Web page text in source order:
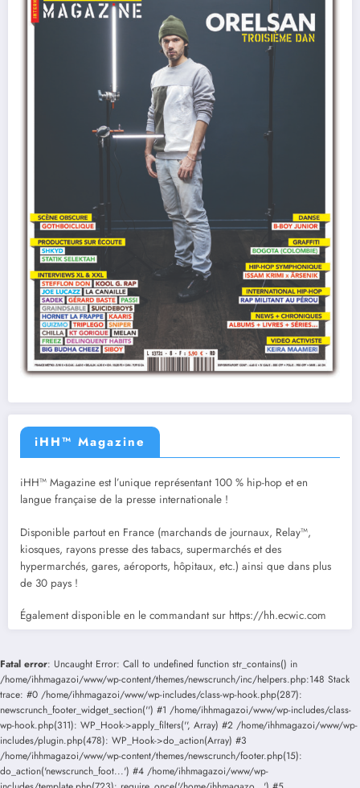
iHH™ Magazine
iHH™ Magazine est l’unique représentant 100 % hip-hop et en
langue française de la presse internationale !
Disponible partout en France (marchands de journaux, Relay™,
kiosques, rayons presse des tabacs, supermarchés et des
hypermarchés, gares, aéroports, hôpitaux, etc.) ainsi que dans plus
de 30 pays !
Également disponible en le commandant sur https://hh.ecwic.com
Fatal error: Uncaught Error: Call to undefined function str_contains() in
/home/ihhmagazoi/www/wp-content/themes/newscrunch/inc/helpers.php:148 Stack
trace: #0 /home/ihhmagazoi/www/wp-includes/class-wp-hook.php(287):
newscrunch_footer_widget_section('') #1 /home/ihhmagazoi/www/wp-includes/class-
wp-hook.php(311): WP_Hook->apply_filters('', Array) #2 /home/ihhmagazoi/www/wp-
includes/plugin.php(478): WP_Hook->do_action(Array) #3
/home/ihhmagazoi/www/wp-content/themes/newscrunch/footer.php(15):
do_action('newscrunch_foot...') #4 /home/ihhmagazoi/www/wp-